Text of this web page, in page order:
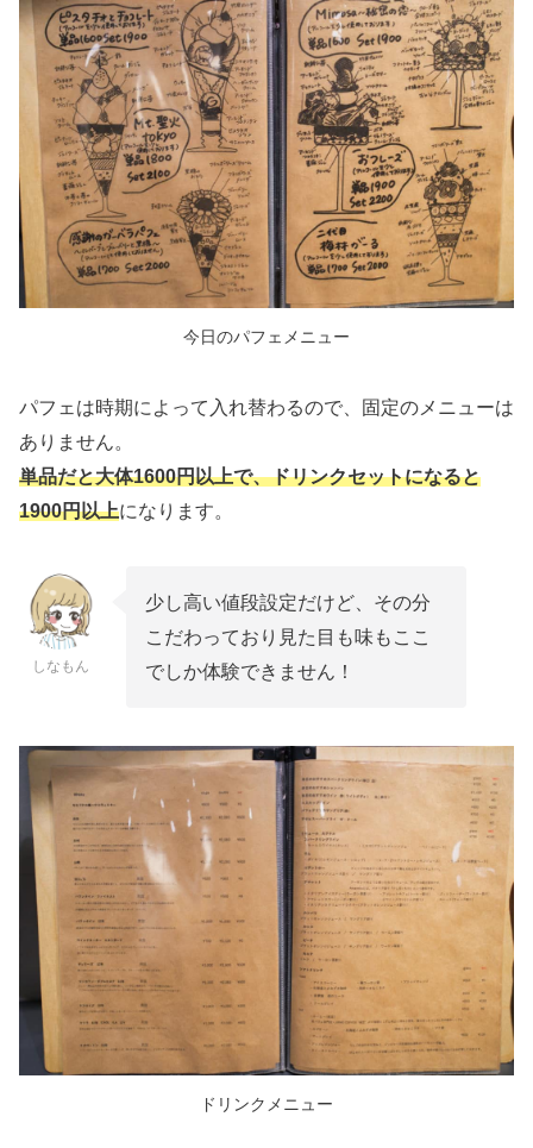
今日のパフェメニュー
パフェは時期によって入れ替わるので、固定のメニューは
ありません。
単品だと大体1600円以上で、ドリンクセットになると
1900円以上になります。
しなもん
少し高い値段設定だけど、その分
こだわっており見た目も味もここ
でしか体験できません！
ドリンクメニュー